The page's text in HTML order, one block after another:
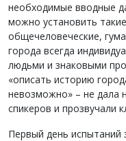
необходимые вводные
можно установить
общечеловеческие,
города всегда
людьми и знаковыми
«описать историю
невозможно» – не дала
спикеров и прозвучали
Первый день испытаний